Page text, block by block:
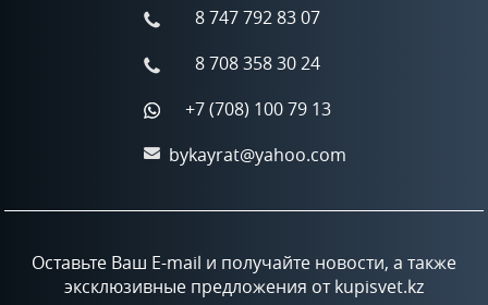
8 747 792 83 07
8 708 358 30 24
+7 (708) 100 79 13
bykayrat@yahoo.com
Оставьте Ваш E-mail и получайте новости, а также
эксклюзивные предложения от kupisvet.kz